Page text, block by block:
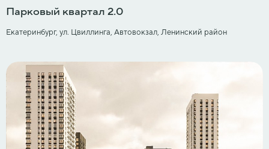
Парковый квартал 2.0
Екатеринбург, ул. ​Цвиллинга, Автовокзал, Ленинский район